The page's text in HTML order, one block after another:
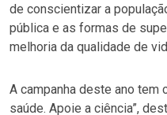
de conscientizar a
pública e as formas de
melhoria da qualidade de
A campanha deste ano tem
saúde. Apoie a ciência”,